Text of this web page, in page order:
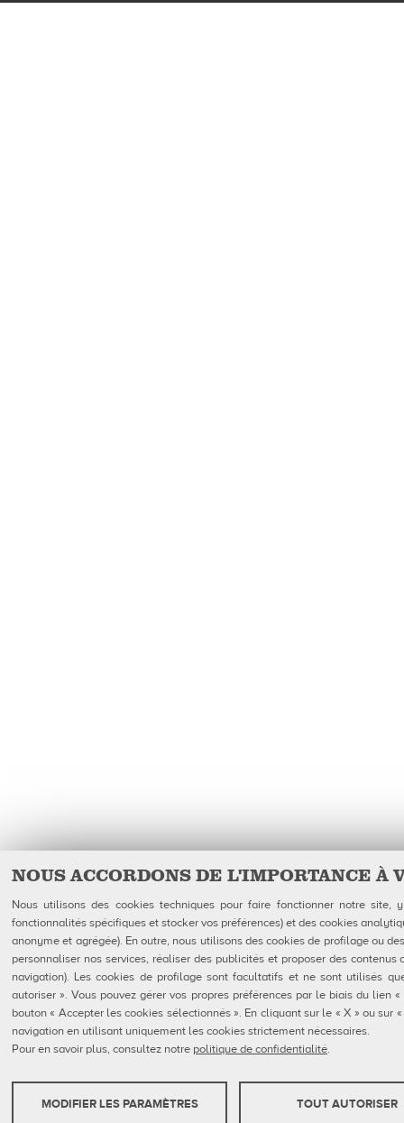
NOUS ACCORDONS DE L'IMPORTANCE À
Nous utilisons des cookies techniques pour faire fonctionner notre site,
fonctionnalités spécifiques et stocker vos préférences) et des cookies
anonyme et agrégée). En outre, nous utilisons des cookies de profilage ou
personnaliser nos services, réaliser des publicités et proposer des
navigation). Les cookies de profilage sont facultatifs et ne sont utilisés
autoriser ». Vous pouvez gérer vos propres préférences par le biais du lien
bouton « Accepter les cookies sélectionnés ». En cliquant sur le « X » ou sur
navigation en utilisant uniquement les cookies strictement nécessaires.
Pour en savoir plus, consultez notre politique de confidentialité.
TOUT AUTORISER
MODIFIER LES PARAMÈTRES